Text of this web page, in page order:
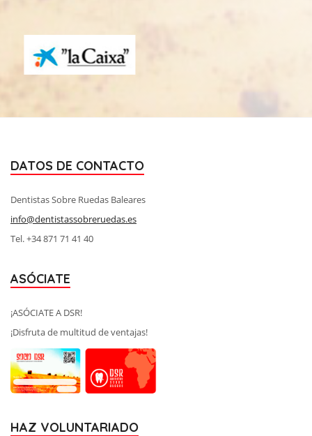
DATOS DE CONTACTO
Dentistas Sobre Ruedas Baleares
info@dentistassobreruedas.es
Tel. +34 871 71 41 40
ASÓCIATE
¡ASÓCIATE A DSR!
¡Disfruta de multitud de ventajas!
HAZ VOLUNTARIADO